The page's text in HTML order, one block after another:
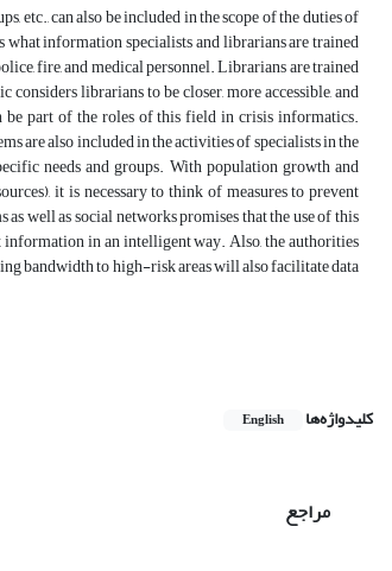
etc., can also be included in the scope of the duties of
information specialists and librarians are trained
fire, and medical personnel. Librarians are trained
librarians to be closer, more accessible, and
be part of the roles of this field in crisis informatics.
are also included in the activities of specialists in the
needs and groups. With population growth and
it is necessary to think of measures to prevent
well as social networks promises that the use of this
in an intelligent way. Also, the authorities
bandwidth to high-risk areas will also facilitate data
کلیدواژه‌ها English
مراجع